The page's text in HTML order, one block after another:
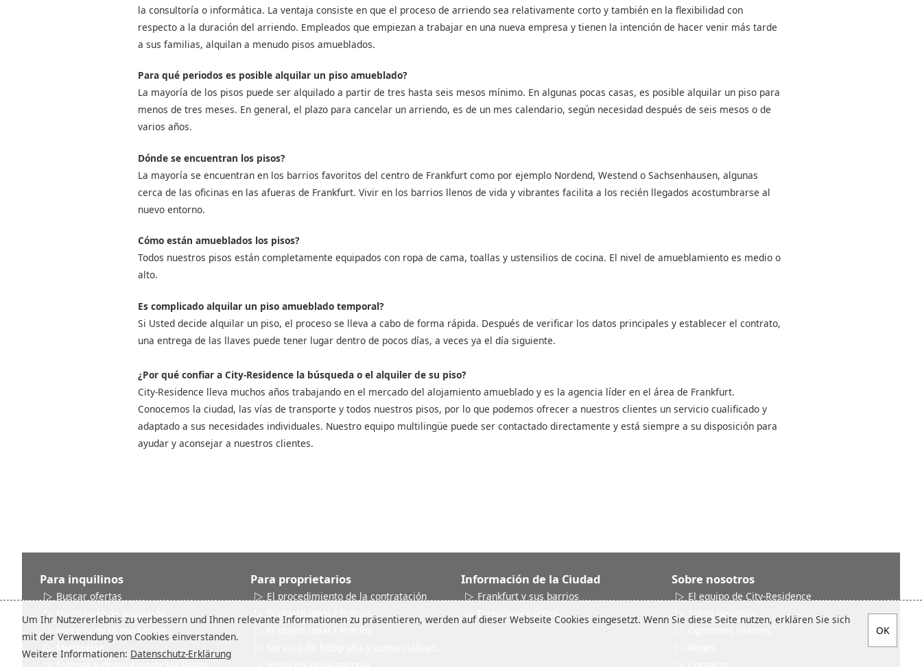
la consultoría o informática. La ventaja consiste en que el proceso de arriendo sea relativamente corto y también en la flexibilidad con
respecto a la duración del arriendo. Empleados que empiezan a trabajar en una nueva empresa y tienen la intención de hacer venir más tarde
a sus familias, alquilan a menudo pisos amueblados.
Para qué periodos es posible alquilar un piso amueblado?
La mayoría de los pisos puede ser alquilado a partir de tres hasta seis mesos mínimo. En algunas pocas casas, es posible alquilar un piso para
menos de tres meses. En general, el plazo para cancelar un arriendo, es de un mes calendario, según necesidad después de seis mesos o de
varios años.
Dónde se encuentran los pisos?
La mayoría se encuentran en los barrios favoritos del centro de Frankfurt como por ejemplo Nordend, Westend o Sachsenhausen, algunas
cerca de las oficinas en las afueras de Frankfurt. Vivir en los barrios llenos de vida y vibrantes facilita a los recién llegados acostumbrarse al
nuevo entorno.
Cómo están amueblados los pisos?
Todos nuestros pisos están completamente equipados con ropa de cama, toallas y ustensilios de cocina. El nivel de amueblamiento es medio o
alto.
Es complicado alquilar un piso amueblado temporal?
Si Usted decide alquilar un piso, el proceso se lleva a cabo de forma rápida. Después de verificar los datos principales y establecer el contrato,
una entrega de las llaves puede tener lugar dentro de pocos días, a veces ya el día siguiente.
¿Por qué confiar a City-Residence la búsqueda o el alquiler de su piso?
City-Residence lleva muchos años trabajando en el mercado del alojamiento amueblado y es la agencia líder en el área de Frankfurt.
Conocemos la ciudad, las vías de transporte y todos nuestros pisos, por lo que podemos ofrecer a nuestros clientes un servicio cualificado y
adaptado a sus necesidades individuales. Nuestro equipo multilingüe puede ser contactado directamente y está siempre a su disposición para
ayudar y aconsejar a nuestros clientes.
Para inquilinos
Buscar ofertas
Formulario de búsqueda
Proceso de la mediación
Mietpreise
Para proprietarios
El procedimiento de la contratación
El objeto ideal / Precios
Información de la Ciudad
Frankfurt y sus barrios
Direcciones útiles
Sobre nosotros
El equipo de City-Residence
Sobre nosotros
Um Ihr Nutzererlebnis zu verbessern und Ihnen relevante Informationen zu präsentieren, werden auf dieser Webseite Cookies eingesetzt. Wenn Sie diese Seite nutzen, erklären Sie sich
mit der Verwendung von Cookies einverstanden.
Weitere Informationen: Datenschutz-Erklärung